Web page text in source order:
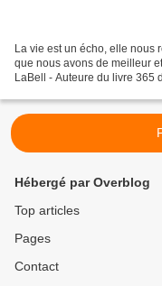
La vie est un écho, elle nous
que nous avons de meilleur
LaBell - Auteure du livre 365
Hébergé par Overblog
Top articles
Pages
Contact